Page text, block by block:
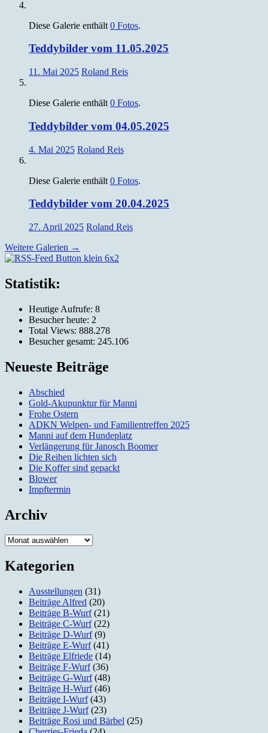
Diese Galerie enthält 0 Fotos.
Teddybilder vom 11.05.2025
11. Mai 2025 Roland Reis
Diese Galerie enthält 0 Fotos.
Teddybilder vom 04.05.2025
4. Mai 2025 Roland Reis
Diese Galerie enthält 0 Fotos.
Teddybilder vom 20.04.2025
27. April 2025 Roland Reis
Weitere Galerien →
Statistik:
Heutige Aufrufe: 8
Besucher heute: 2
Total Views: 888.278
Besucher gesamt: 245.106
Neueste Beiträge
Abschied
Gold-Akupunktur für Manni
Frohe Ostern
ADKN Welpen- und Familientreffen 2025
Manni auf dem Hundeplatz
Verlängerung für Janosch Boomer
Die Reihen lichten sich
Die Koffer sind gepackt
Blower
Impftermin
Archiv
Archiv
Kategorien
Ausstellungen (31)
Beiträge Alfred (20)
Beiträge B-Wurf(21)
Beiträge C-Wurf(22)
Beiträge D-Wurf(9)
Beiträge E-Wurf(41)
Beiträge Elfriede (14)
Beiträge F-Wurf(36)
Beiträge G-Wurf(48)
Beiträge H-Wurf(46)
Beiträge I-Wurf(43)
Beiträge J-Wurf(23)
Beiträge Rosi und Bärbel (25)